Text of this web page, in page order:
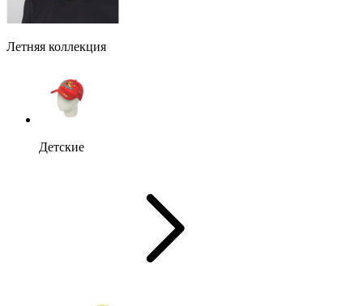
Летняя коллекция
Детские